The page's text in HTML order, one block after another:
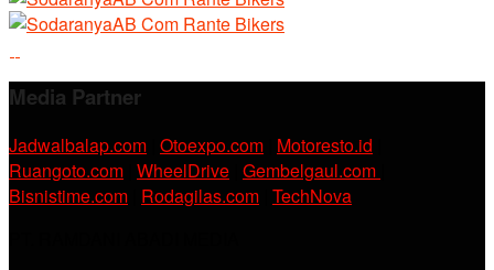
Media Partner
Jadwalbalap.com Otoexpo.com Motoresto.id
Ruangoto.com WheelDrive Gembelgaul.com
Bisnistime.com Rodagilas.com TechNova